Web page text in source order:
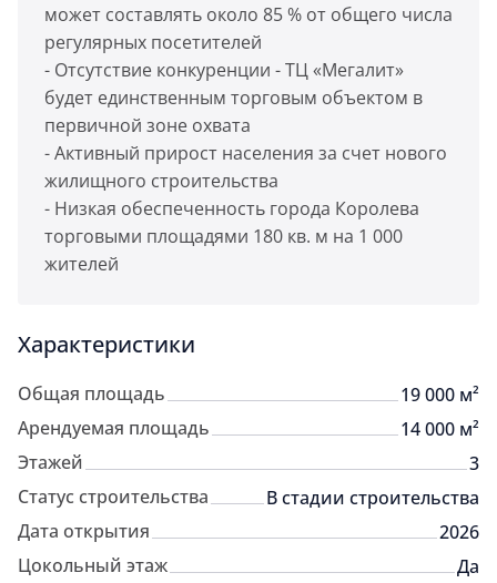
может составлять около 85 % от общего числа
регулярных посетителей
- Отсутствие конкуренции - ТЦ «Мегалит»
будет единственным торговым объектом в
первичной зоне охвата
- Активный прирост населения за счет нового
жилищного строительства
- Низкая обеспеченность города Королева
торговыми площадями 180 кв. м на 1 000
жителей
Характеристики
Общая площадь
19 000 м²
Арендуемая площадь
14 000 м²
Этажей
3
Статус строительства
В стадии строительства
Дата открытия
2026
Цокольный этаж
Да